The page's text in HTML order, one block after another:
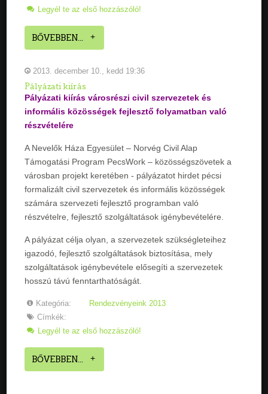
Legyél te az első hozzászóló!
BŐVEBBEN...
2013. december 10., kedd 19:36
Pályázati kiírás
Pályázati kiírás városrészi civil szervezetek és
informális közösségek fejlesztő folyamatban való
részvételére
A Nevelők Háza Egyesület – Norvég Civil Alap
Támogatási Program PecsWork – közösségszövetek a
városban projekt keretében - pályázatot hirdet pécsi
formalizált civil szervezetek és informális közösségek
számára szervezeti fejlesztő programban való
részvételre, fejlesztő szolgáltatások igénybevételére.
A pályázat célja olyan, a szervezetek szükségleteihez
igazodó, fejlesztő szolgáltatások biztosítása, mely
szolgáltatások igénybevétele elősegíti a szervezetek
hosszú távú fenntarthatóságát.
Kategória:
Rendezvényeink 2013
Címkék:
Legyél te az első hozzászóló!
BŐVEBBEN...